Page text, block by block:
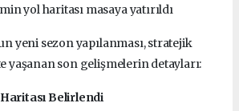
yol haritası masaya yatırıldı
yeni sezon yapılanması, stratejik
yaşanan son gelişmelerin detayları:
Belirlendi